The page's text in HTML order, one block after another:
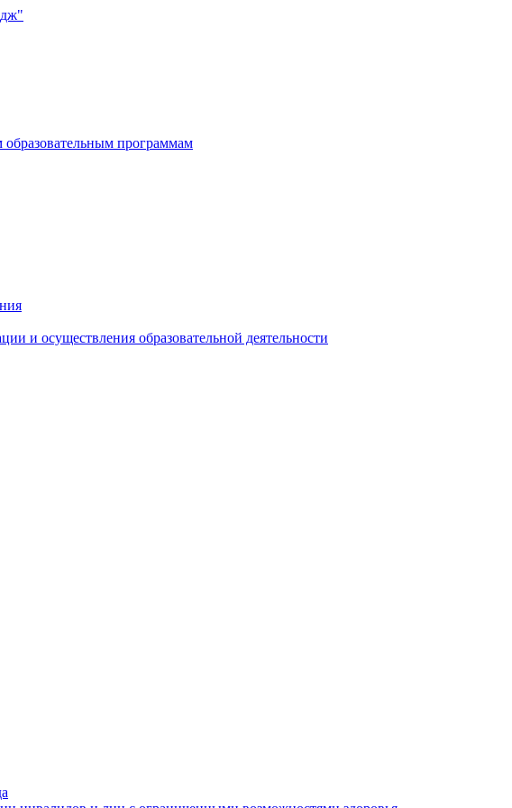
образовательным программам
и осуществления образовательной деятельности